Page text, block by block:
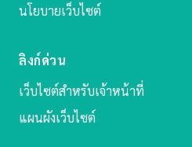
นโยบายเว็บไซต์
ลิงก์ด่วน
เว็บไซต์สำหรับเจ้าหน้าที่
แผนผังเว็บไซต์